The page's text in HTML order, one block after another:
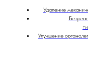
Удаление
Улучшение